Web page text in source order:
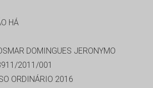
HÁ
DOMINGUES JERONYMO
2011/001
ORDINÁRIO 2016